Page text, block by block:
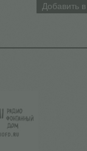
Добавить